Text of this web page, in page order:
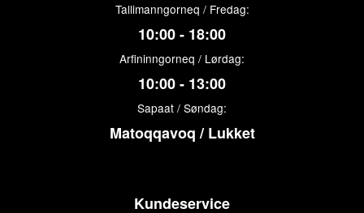
Tallimanngorneq / Fredag:
10:00 - 18:00
Arfininngorneq / Lørdag:
10:00 - 13:00
Sapaat / Søndag:
Matoqqavoq / Lukket
Kundeservice